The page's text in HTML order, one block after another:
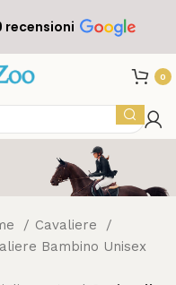
recensioni
0
Cavaliere
Bambino Unisex